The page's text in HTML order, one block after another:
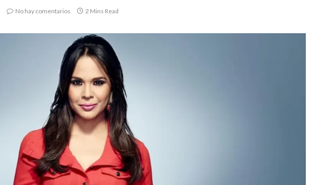
No hay comentarios 2 Mins Read